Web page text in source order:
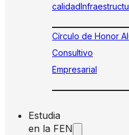
calidad
Círculo de Honor
Consultivo
Empresarial
Estudia
en la FEN